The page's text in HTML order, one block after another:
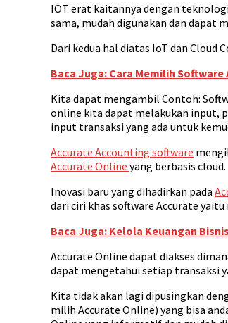
IOT erat kaitannya dengan
sama, mudah digunakan dan dapat
Dari kedua hal diatas IoT dan
Baca Juga: Cara Memilih
Kita dapat mengambil Contoh:
online kita dapat melakukan input,
input transaksi yang ada untuk
Accurate Accounting software
Accurate Online yang berbasis cloud.
Inovasi baru yang dihadirkan pada
dari ciri khas software Accurate
Baca Juga: Kelola Keuangan
Accurate Online dapat diakses
dapat mengetahui setiap transaksi
Kita tidak akan lagi dipusingkan
milih Accurate Online) yang bisa